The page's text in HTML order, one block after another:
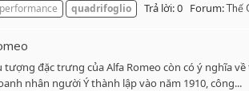
performance quadrifoglio Trả lời: 0 Forum:Thế
đặc trưng của Alfa Romeo còn có ý nghĩa
nhân người Ý thành lập vào năm 1910, công...